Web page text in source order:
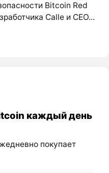
Bitcoin Red
Calle и CEO...
каждый день
покупает